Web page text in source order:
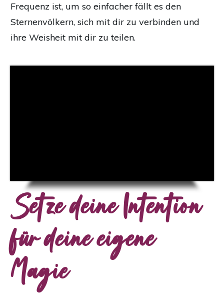
Frequenz ist, um so einfacher fällt es den
Sternenvölkern, sich mit dir zu verbinden und
ihre Weisheit mit dir zu teilen.
Setze deine Intention
für deine eigene
Magie